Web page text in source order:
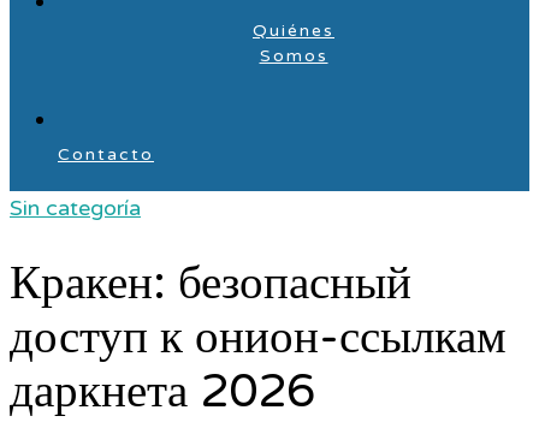
Quiénes
Somos
Contacto
Sin categoría
Кракен: безопасный
доступ к онион-ссылкам
даркнета 2026